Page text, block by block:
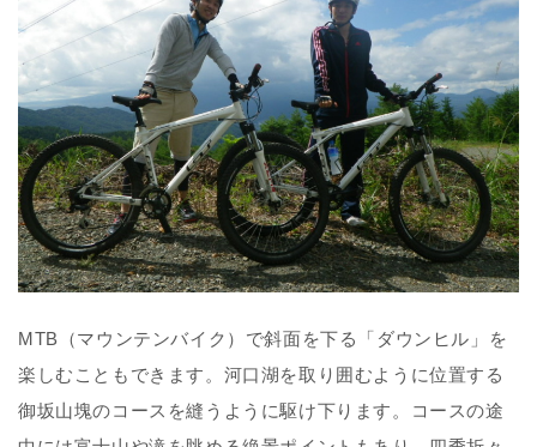
MTB（マウンテンバイク）で斜面を下る「ダウンヒル」を
楽しむこともできます。河口湖を取り囲むように位置する
御坂山塊のコースを縫うように駆け下ります。コースの途